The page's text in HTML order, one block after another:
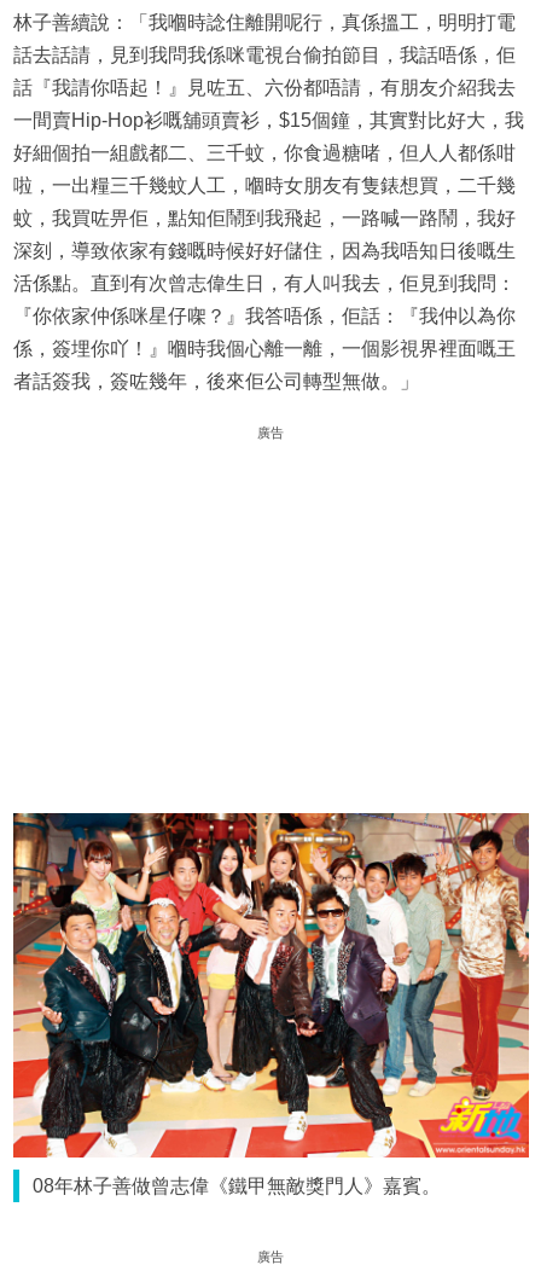
林子善續說：「我嗰時諗住離開呢行，真係搵工，明明打電
話去話請，見到我問我係咪電視台偷拍節目，我話唔係，佢
話『我請你唔起！』見咗五、六份都唔請，有朋友介紹我去
一間賣Hip-Hop衫嘅舖頭賣衫，$15個鐘，其實對比好大，我
好細個拍一組戲都二、三千蚊，你食過糖啫，但人人都係咁
啦，一出糧三千幾蚊人工，嗰時女朋友有隻錶想買，二千幾
蚊，我買咗畀佢，點知佢鬧到我飛起，一路喊一路鬧，我好
深刻，導致依家有錢嘅時候好好儲住，因為我唔知日後嘅生
活係點。直到有次曾志偉生日，有人叫我去，佢見到我問：
『你依家仲係咪星仔㗎？』我答唔係，佢話：『我仲以為你
係，簽埋你吖！』嗰時我個心離一離，一個影視界裡面嘅王
者話簽我，簽咗幾年，後來佢公司轉型無做。」
廣告
08年林子善做曾志偉《鐵甲無敵獎門人》嘉賓。
廣告